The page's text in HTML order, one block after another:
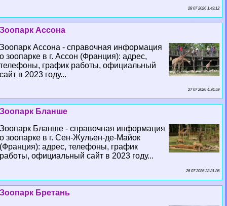
28 07 2026 1:49:12
Зоопарк Ассона
Зоопарк Ассона - справочная информация
о зоопарке в г. Ассон (Франция): адрес,
телефоны, график работы, официальный
сайт в 2023 году...
27 07 2026 4:34:59
Зоопарк Бланше
Зоопарк Бланше - справочная информация
о зоопарке в г. Сен-Жульен-де-Майок
(Франция): адрес, телефоны, график
работы, официальный сайт в 2023 году...
26 07 2026 23:31:36
Зоопарк Бретань